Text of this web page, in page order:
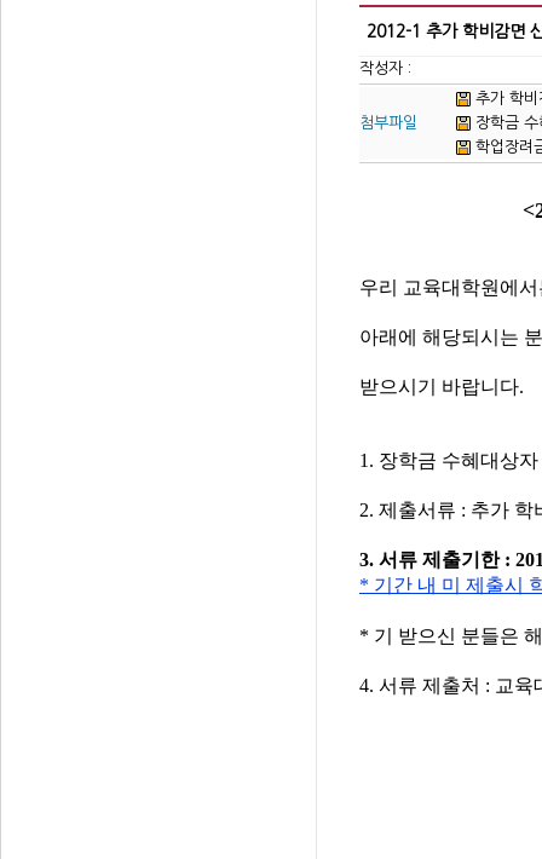
2012-1 추가 학비감면
작성자 :
첨부파일
추가 학
장학금
학업장려
<2012-1 추
우리 교육대학원에
아래에 해당되시는
받으시기 바랍니다.
1. 장학금 수혜대상
2. 제출서류 : 추가
3. 서류 제출기한 :
* 기간 내 미 제출시
* 기 받으신 분들은
4. 서류 제출처 : 교육